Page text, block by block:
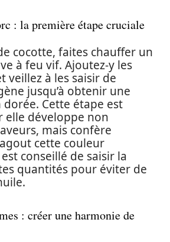
: la première étape cruciale
cocotte, faites chauffer un
à feu vif. Ajoutez-y les
veillez à les saisir de
jusqu’à obtenir une
Cette étape est
elle développe non
mais confère
cette couleur
conseillé de saisir la
quantités pour éviter de
: créer une harmonie de